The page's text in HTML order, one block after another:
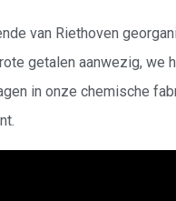
van Riethoven
getalen aanwezig, we
in onze chemische